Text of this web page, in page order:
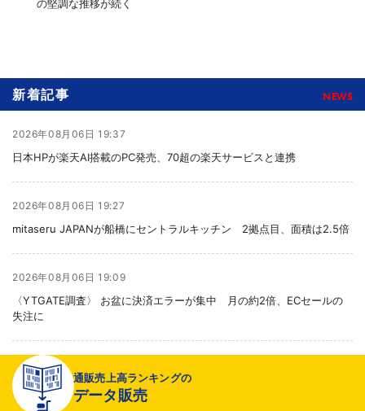
の堅調な推移が続く
新着記事 NEWS
2026年08月06日 19:37
日本HPが楽天AI搭載のPC発売、70超の楽天サービスと連携
2026年08月06日 19:27
mitaseru JAPANが船橋にセントラルキッチン 2拠点目、面積は2.5倍
2026年08月06日 19:09
〈YTGATE調査〉 お盆に決済エラーが集中 月の約2倍、ECセールの
失注に
2026年08月06日 19:01
〈注目企業のEC戦略〉 イズミセが豊富な品揃えで差別化、酒類ECでモ
ール軸に50店展開
通販売上高ランキングの
データ販売